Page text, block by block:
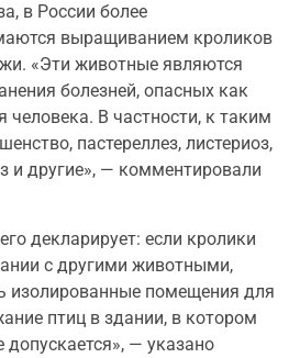
в России более
выращиванием кроликов
«Эти животные являются
болезней, опасных как
человека. В частности, к таким
пастереллез, листериоз,
и другие», — комментировали
декларирует: если кролики
с другими животными,
изолированные помещения для
птиц в здании, в котором
допускается», — указано